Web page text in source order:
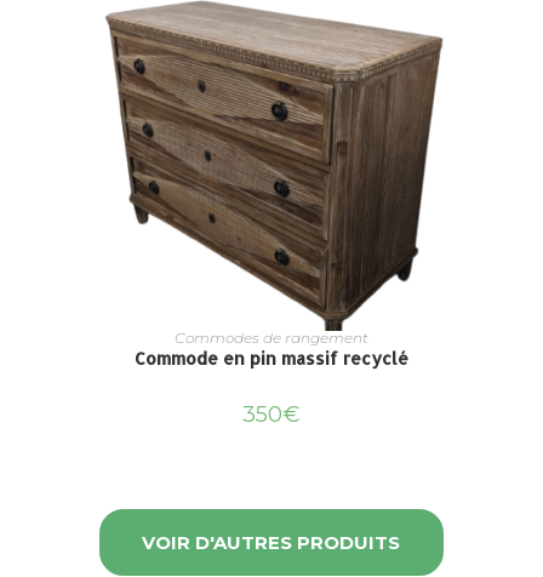
Commodes de rangement
Commode en pin massif recyclé
350€
VOIR D'AUTRES PRODUITS